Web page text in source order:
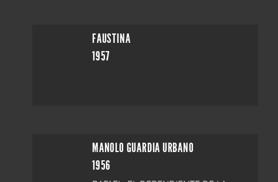
FAUSTINA
1957
MANOLO GUARDIA URBANO
1956